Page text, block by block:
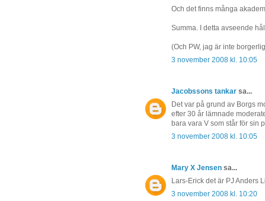
Och det finns många
Summa. I detta avseende
(Och PW, jag är inte
3 november 2008 kl. 10:05
Jacobssons tankar sa...
Det var på grund av Borgs
efter 30 år lämnade
bara vara V som står för sin
3 november 2008 kl. 10:05
Mary X Jensen sa...
Lars-Erick det är PJ Anders
3 november 2008 kl. 10:20